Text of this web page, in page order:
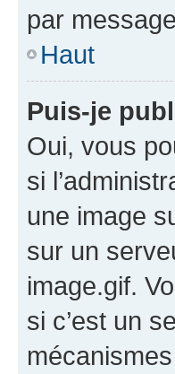
par
Haut
Puis-je
Oui, vous
si
une image
sur un
image.gif.
si c’est un